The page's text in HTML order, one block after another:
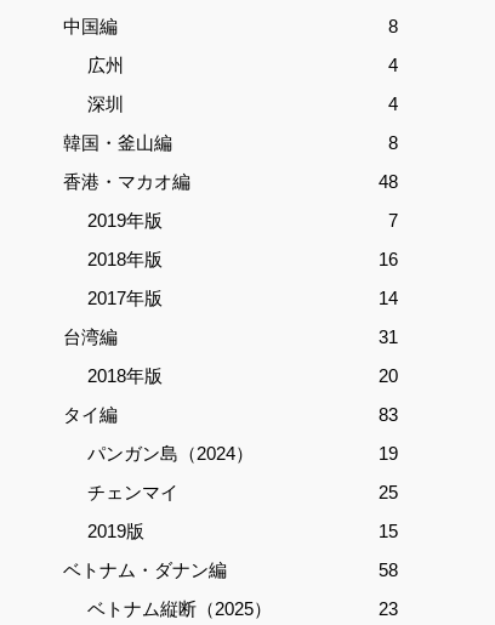
中国編
8
広州
4
深圳
4
韓国・釜山編
8
香港・マカオ編
48
2019年版
7
2018年版
16
2017年版
14
台湾編
31
2018年版
20
タイ編
83
パンガン島（2024）
19
チェンマイ
25
2019版
15
ベトナム・ダナン編
58
ベトナム縦断（2025）
23